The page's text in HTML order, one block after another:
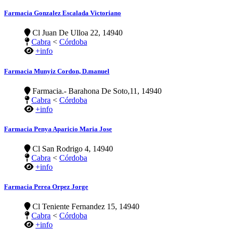
Farmacia Gonzalez Escalada Victoriano
Cl Juan De Ulloa 22, 14940
Cabra < Córdoba
+info
Farmacia Munyiz Cordon, D.manuel
Farmacia.- Barahona De Soto,11, 14940
Cabra < Córdoba
+info
Farmacia Penya Aparicio Maria Jose
Cl San Rodrigo 4, 14940
Cabra < Córdoba
+info
Farmacia Perea Orpez Jorge
Cl Teniente Fernandez 15, 14940
Cabra < Córdoba
+info